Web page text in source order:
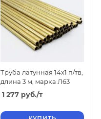
Труба латунная 14х1 п/тв,
длина 3 м, марка Л63
1 277 руб./т